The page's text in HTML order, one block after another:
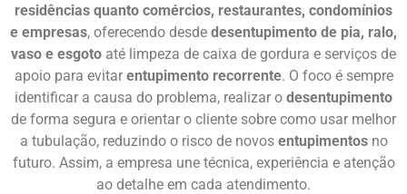
residências quanto comércios, restaurantes, condomínios
e empresas, oferecendo desde desentupimento de pia, ralo,
vaso e esgoto até limpeza de caixa de gordura e serviços de
apoio para evitar entupimento recorrente. O foco é sempre
identificar a causa do problema, realizar o desentupimento
de forma segura e orientar o cliente sobre como usar melhor
a tubulação, reduzindo o risco de novos entupimentosno
futuro. Assim, a empresa une técnica, experiência e atenção
ao detalhe em cada atendimento.